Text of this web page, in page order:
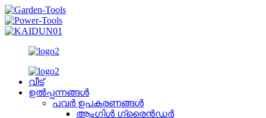
വീട്
ഉൽപ്പന്നങ്ങൾ
പവർ ഉപകരണങ്ങൾ
ആംഗിൾ ഗ്രൈൻഡർ